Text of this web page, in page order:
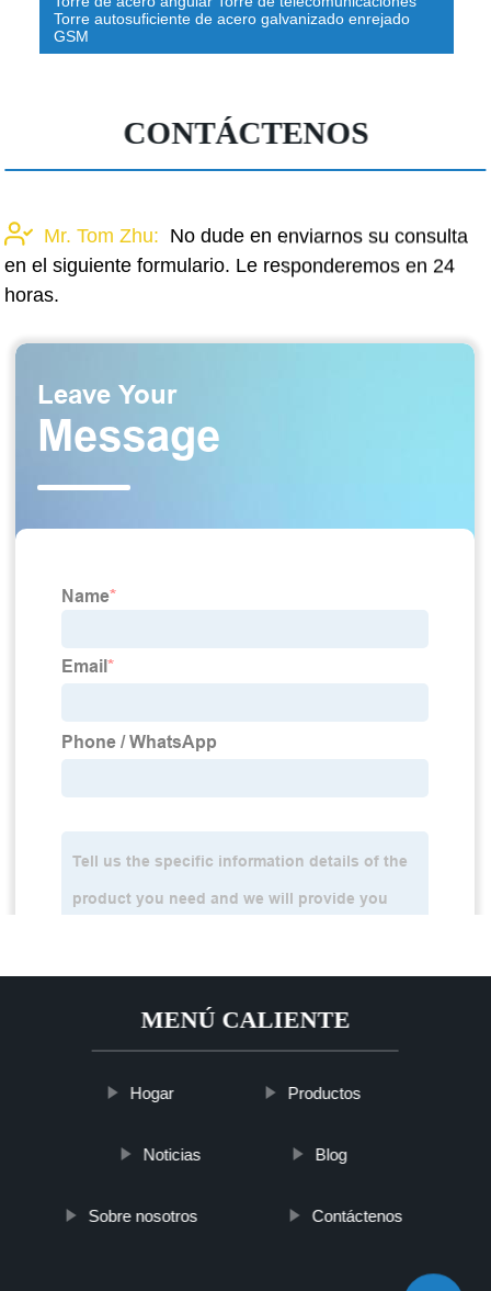
¡Otra gran artesanía lista para decorar! Especiero
colonial de madera sin terminar
CONTÁCTENOS
Mr. Tom Zhu: No dude en enviarnos su consulta
en el siguiente formulario. Le responderemos en 24
horas.
MENÚ CALIENTE
Hogar Productos
Noticias Blog
Sobre nosotros Contáctenos